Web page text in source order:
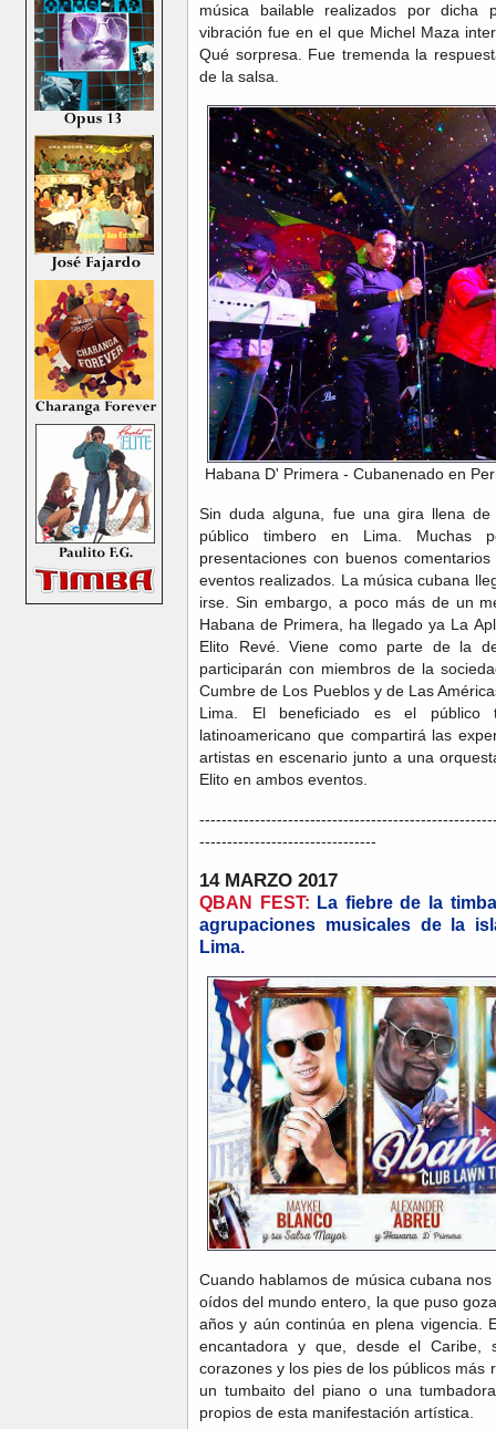
música bailable realizados por dicha
vibración fue en el que Michel Maza
Qué sorpresa. Fue tremenda la
de la salsa.
Habana D' Primera - Cubanenado en
Sin duda alguna, fue una gira llena
público timbero en Lima. Muchas
presentaciones con buenos
eventos realizados. La música cubana
irse. Sin embargo, a poco más de un
Habana de Primera, ha llegado ya La
Elito Revé. Viene como parte de la
participarán con miembros de la
Cumbre de Los Pueblos y de Las
Lima. El beneficiado es el
latinoamericano que compartirá las
artistas en escenario junto a una
Elito en ambos eventos.
--------------------------------
14 MARZO 2017
QBAN FEST: La fiebre de la
agrupaciones musicales de la
Lima.
Cuando hablamos de música cubana
oídos del mundo entero, la que puso
años y aún continúa en plena vigencia.
encantadora y que, desde el
corazones y los pies de los públicos más
un tumbaito del piano o una
propios de esta manifestación artística.